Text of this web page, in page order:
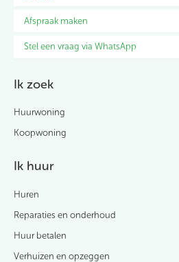
Afspraak maken
Stel een vraag via WhatsApp
Ik zoek
Huurwoning
Koopwoning
Ik huur
Huren
Reparaties en onderhoud
Huur betalen
Verhuizen en opzeggen